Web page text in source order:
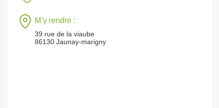
M’y rendre :
39 rue de la viaube
86130 Jaunay-marigny